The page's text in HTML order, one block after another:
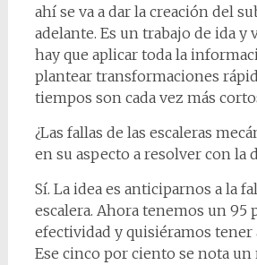
ahí se va a dar la creación del
adelante. Es un trabajo de ida y
hay que aplicar toda la
plantear transformaciones
tiempos son cada vez más
¿Las fallas de las escaleras
en su aspecto a resolver con la
Sí. La idea es anticiparnos a la
escalera. Ahora tenemos un 95
efectividad y quisiéramos tener
Ese cinco por ciento se nota